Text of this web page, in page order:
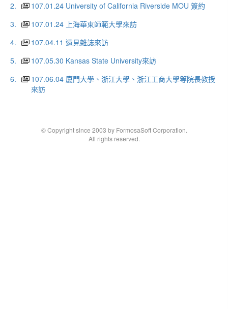
2.
107.01.24 University of California Riverside MOU 簽約
3.
107.01.24 上海華東師範大學來訪
4.
107.04.11 遠見雜誌來訪
5.
107.05.30 Kansas State University來訪
6.
107.06.04 廈門大學、浙江大學、浙江工商大學等院長教授
來訪
© Copyright since 2003 by FormosaSoft Corporation.
All rights reserved.